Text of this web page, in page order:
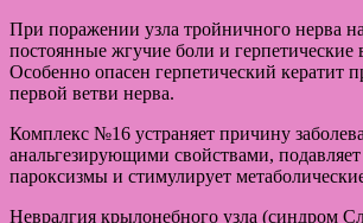
При поражении узла тройничного нерва
постоянные жгучие боли и герпетические
Особенно опасен герпетический кератит
первой ветви нерва.
Комплекс №16 устраняет причину
анальгезирующими свойствами,
пароксизмы и стимулирует
Невралгия крылонебного узла (синдром